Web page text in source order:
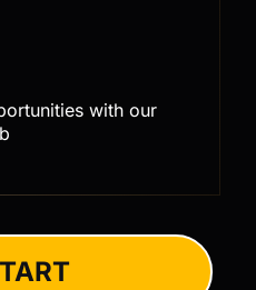
with our